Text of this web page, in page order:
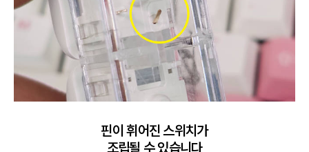
핀이 휘어진 스위치가
조립될 수 있습니다